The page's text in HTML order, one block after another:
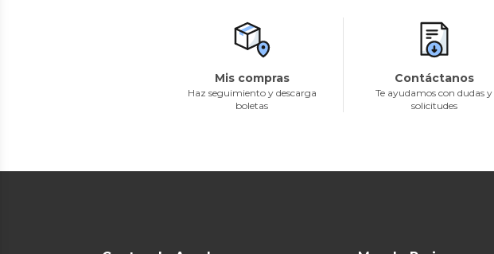
Mis compras
Haz seguimiento y descarga
boletas
Contáctanos
Te ayudamos con dudas y
solicitudes